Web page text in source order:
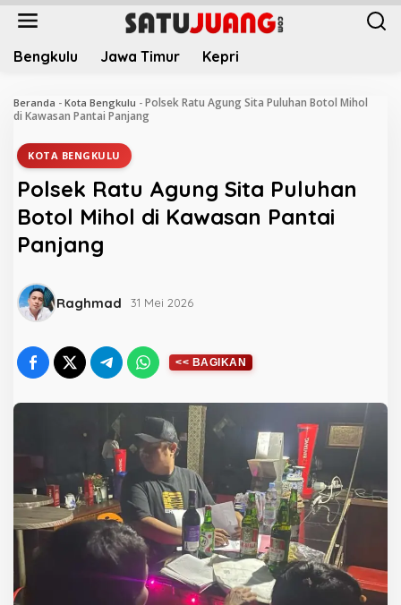
L
Bengkulu Jawa Timur Kepri
Beranda - Kota Bengkulu - Polsek Ratu Agung Sita Puluhan Botol Mihol
di Kawasan Pantai Panjang
KOTA BENGKULU
Polsek Ratu Agung Sita Puluhan
Botol Mihol di Kawasan Pantai
Panjang
Raghmad 31 Mei 2026